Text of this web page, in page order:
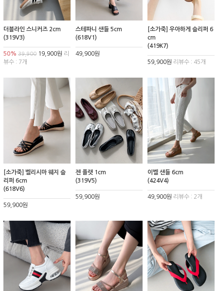
더블라인 스니커즈 2cm
(319V3)
50% 39,900 19,900원 리
뷰수 : 7개
스테파니 샌들 5cm
(618V1)
49,900원
[소가죽] 우아하게 슬리퍼 6
cm
(419K7)
59,900원 리뷰수 : 45개
[소가죽] 벨리시마 웨지 슬
리퍼 6cm
(618V6)
59,900원
젠 플랫 1cm
(319V5)
59,900원
이벨 샌들 6cm
(424V4)
49,900원 리뷰수 : 2개